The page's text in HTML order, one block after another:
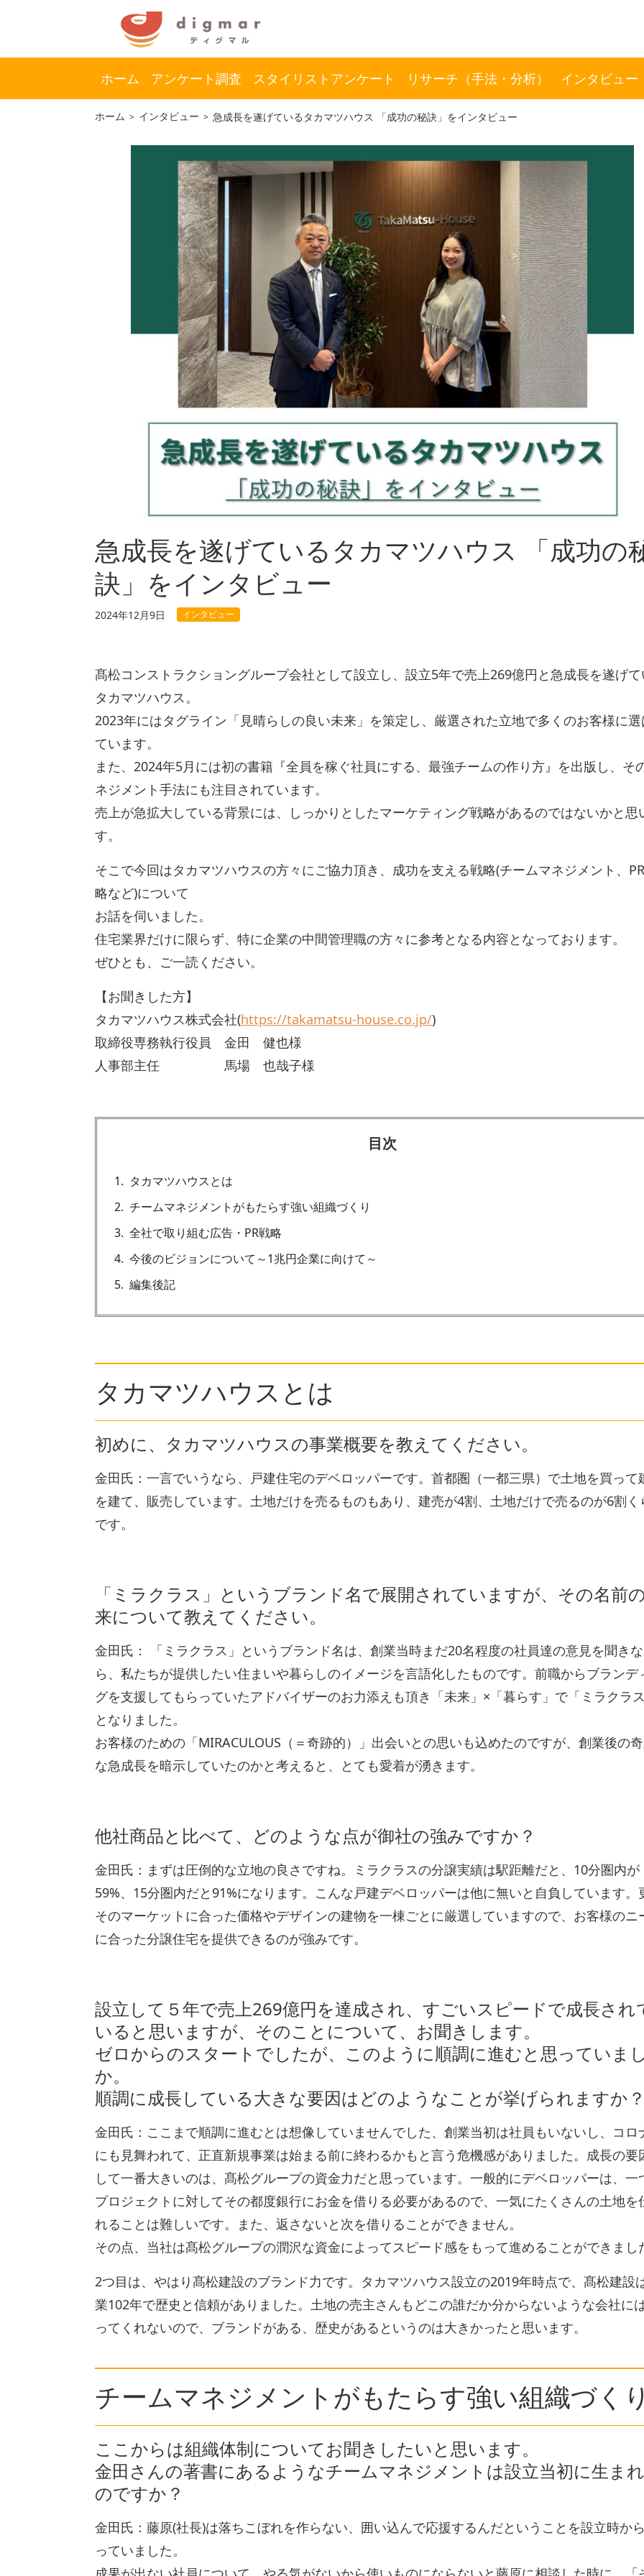
コ
ナ
ホーム アンケート調査 スタイリストアンケート リサーチ（手法・分析） インタビュー
ホーム インタビュー 急成長を遂げているタカマツハウス 「成功の秘訣」をインタビュー
急成長を遂げているタカマツハウス 「成功の
訣」をインタビュー
2024年12月9日 インタビュー
髙松コンストラクショングループ会社として設立し、設立5年で売上269億円と急成長を遂げて
タカマツハウス。
2023年にはタグライン「見晴らしの良い未来」を策定し、厳選された立地で多くのお客様に
ています。
また、2024年5月には初の書籍『全員を稼ぐ社員にする、最強チームの作り方』を出版し、そ
ネジメント手法にも注目されています。
売上が急拡大している背景には、しっかりとしたマーケティング戦略があるのではないかと思
す。
そこで今回はタカマツハウスの方々にご協力頂き、成功を支える戦略(チームマネジメント、
略など)について
お話を伺いました。
住宅業界だけに限らず、特に企業の中間管理職の方々に参考となる内容となっております。
ぜひとも、ご一読ください。
【お聞きした方】
タカマツハウス株式会社(https://takamatsu-house.co.jp/)
取締役専務執行役員 金田 健也様
人事部主任 馬場 也哉子様
目次
1
タカマツハウスとは
2 チームマネジメントがもたらす強い組織づくり
3 全社で取り組む広告・PR戦略
4 今後のビジョンについて～1兆円企業に向けて～
5 編集後記
タカマツハウスとは
初めに、タカマツハウスの事業概要を教えてください。
金田氏：一言でいうなら、戸建住宅のデベロッパーです。首都圏（一都三県）で土地を買って
を建て、販売しています。土地だけを売るものもあり、建売が4割、土地だけで売るのが6割く
です。
「ミラクラス」というブランド名で展開されていますが、その名前
来について教えてください。
金田氏： 「ミラクラス」というブランド名は、創業当時まだ20名程度の社員達の意見を聞き
ら、私たちが提供したい住まいや暮らしのイメージを言語化したものです。前職からブランデ
グを支援してもらっていたアドバイザーのお力添えも頂き「未来」×「暮らす」で「ミラクラス
となりました。
お客様のための「MIRACULOUS（＝奇跡的）」出会いとの思いも込めたのですが、創業後の
な急成長を暗示していたのかと考えると、とても愛着が湧きます。
他社商品と比べて、どのような点が御社の強みですか？
金田氏：まずは圧倒的な立地の良さですね。ミラクラスの分譲実績は駅距離だと、10分圏内が
59%、15分圏内だと91%になります。こんな戸建デベロッパーは他に無いと自負しています。
そのマーケットに合った価格やデザインの建物を一棟ごとに厳選していますので、お客様のニ
に合った分譲住宅を提供できるのが強みです。
設立して５年で売上269億円を達成され、すごいスピードで成長され
いると思いますが、そのことについて、お聞きします。
ゼロからのスタートでしたが、このように順調に進むと思っていま
か。
順調に成長している大きな要因はどのようなことが挙げられますか？
金田氏：ここまで順調に進むとは想像していませんでした、創業当初は社員もいないし、コロ
にも見舞われて、正直新規事業は始まる前に終わるかもと言う危機感がありました。成長の要
して一番大きいのは、髙松グループの資金力だと思っています。一般的にデベロッパーは、一
プロジェクトに対してその都度銀行にお金を借りる必要があるので、一気にたくさんの土地を
れることは難しいです。また、返さないと次を借りることができません。
その点、当社は髙松グループの潤沢な資金によってスピード感をもって進めることができまし
2つ目は、やはり髙松建設のブランド力です。タカマツハウス設立の2019年時点で、髙松建設
業102年で歴史と信頼がありました。土地の売主さんもどこの誰だか分からないような会社に
ってくれないので、ブランドがある、歴史があるというのは大きかったと思います。
チームマネジメントがもたらす強い組織づくり
ここからは組織体制についてお聞きしたいと思います。
金田さんの著書にあるようなチームマネジメントは設立当初に生ま
のですか？
金田氏：藤原(社長)は落ちこぼれを作らない、囲い込んで応援するんだということを設立時か
っていました。